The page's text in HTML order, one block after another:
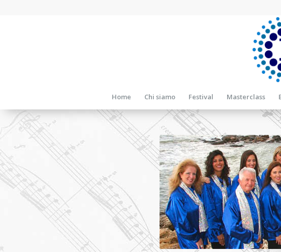
Home Chi siamo Festival Masterclass